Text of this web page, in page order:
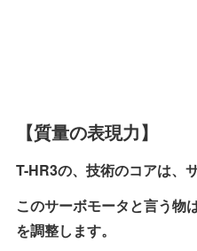
【質量の表現力】
T-HR3の、技術のコアは、
このサーボモータと言う物
を調整します。